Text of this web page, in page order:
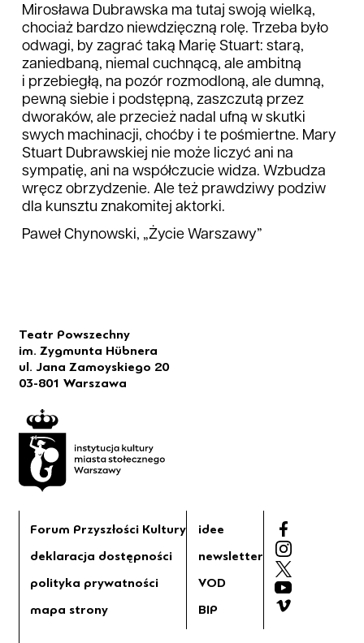
Mirosława Dubrawska ma tutaj swoją wielką,
chociaż bardzo niewdzięczną rolę. Trzeba było
odwagi, by zagrać taką Marię Stuart: starą,
zaniedbaną, niemal cuchnącą, ale ambitną
i przebiegłą, na pozór rozmodloną, ale dumną,
pewną siebie i podstępną, zaszczutą przez
dworaków, ale przecież nadal ufną w skutki
swych machinacji, choćby i te pośmiertne. Mary
Stuart Dubrawskiej nie może liczyć ani na
sympatię, ani na współczucie widza. Wzbudza
wręcz obrzydzenie. Ale też prawdziwy podziw
dla kunsztu znakomitej aktorki.
Paweł Chynowski, „Życie Warszawy”
Teatr Powszechny
im. Zygmunta Hübnera
ul. Jana Zamoyskiego 20
03-801 Warszawa
Forum Przyszłości Kultury
deklaracja dostępności
polityka prywatności
mapa strony
idee
newsletter
VOD
BIP